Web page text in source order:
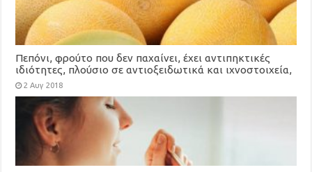
Πεπόνι, φρούτο που δεν παχαίνει, έχει αντιπηκτικές
ιδιότητες, πλούσιο σε αντιοξειδωτικά και ιχνοστοιχεία,
βοηθά στο αδυνάτισμα
2 Αυγ 2018